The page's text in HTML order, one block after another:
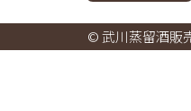
© 武川蒸留酒販